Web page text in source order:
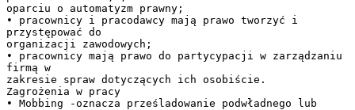
oparciu o automatyzm prawny;
• pracownicy i pracodawcy mają prawo tworzyć i
przystępować do
organizacji zawodowych;
• pracownicy mają prawo do partycypacji w zarządzaniu
firmą w
zakresie spraw dotyczących ich osobiście.
Zagrożenia w pracy
• Mobbing -oznacza prześladowanie podwładnego lub